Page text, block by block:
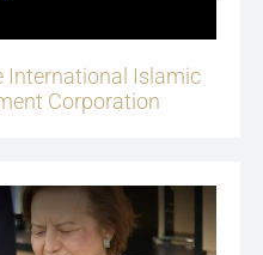
International Islamic
Corporation